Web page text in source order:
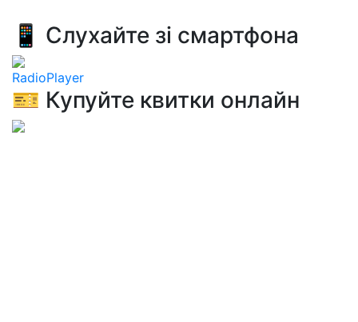
📱 Слухайте зі смартфона
RadioPlayer
🎫 Купуйте квитки онлайн